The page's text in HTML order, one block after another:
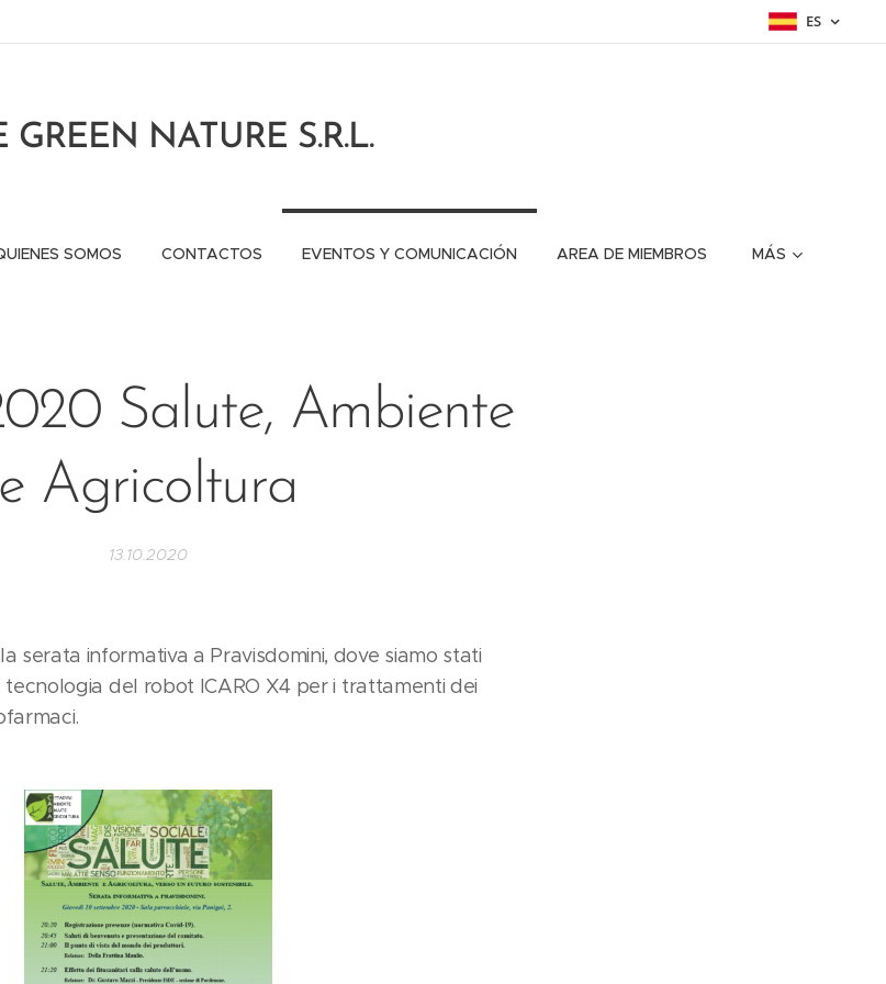
ES
GREEN NATURE S.R.L.
SOMOS CONTACTOS EVENTOS Y COMUNICACIÓN AREA DE MIEMBROS MÁS
Salute, Ambiente
e Agricoltura
13.10.2020
serata informativa a Pravisdomini, dove siamo stati
del robot ICARO X4 per i trattamenti dei